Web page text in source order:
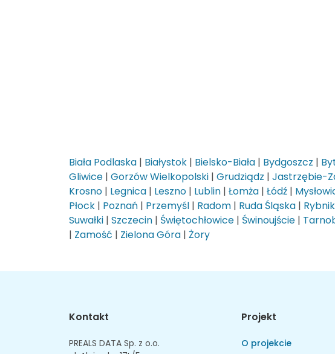
Biała Podlaska | Białystok | Bielsko-Biała | Bydgoszcz |
Gliwice | Gorzów Wielkopolski | Grudziądz | Jastrzębie-
Krosno | Legnica | Leszno | Lublin | Łomża | Łódź |
Płock | Poznań | Przemyśl | Radom | Ruda Śląska | Rybnik
Suwałki | Szczecin | Świętochłowice | Świnoujście |
| Zamość | Zielona Góra | Żory
Kontakt
PREALS DATA Sp. z o.o.
Projekt
O projekcie